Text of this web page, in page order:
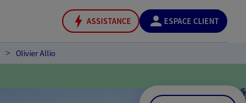
ASSISTANCE ESPACE CLIENT
Olivier Allio